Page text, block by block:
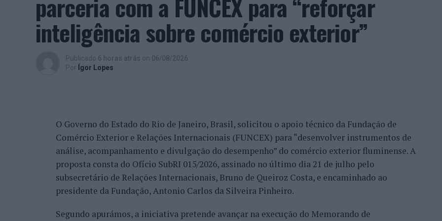
Aquilo que eu cumpro, para mim, é glorioso, na medida em que as pessoas sentem a
satisfação, tal como eu, de todo o trabalho que nós temos feito, no fundo, por uma
comunidade que é grande, não só pela Covilhã, Belmonte, Fundão, Manteigas, tenho feito um
trabalho de divulgação e de ação”, descreveu este consultor, que acrescentou que esse
reconhecimento se reflete igualmente na confiança demonstrada por clientes nacionais e
venda do imóvel deles, para comprar um imóvel, para um desenvolvimento turístico”,
revelou.
A procura internacional e a transformação da habitação impulsionam o
“crescimento da região”
Além da procura nacional, António Carlos frisa que o mercado imobiliário da Beira Interior
parceria com a FUNCEX para “reforçar
inteligência sobre comércio exterior”
Publicado 6 horas atrás on 06/08/2026
Por Ígor Lopes
O Governo do Estado do Rio de Janeiro, Brasil, solicitou o apoio técnico da Fundação de
Comércio Exterior e Relações Internacionais (FUNCEX) para “desenvolver instrumentos de
análise, acompanhamento e divulgação do desempenho” do comércio exterior fluminense. A
proposta consta do Ofício SubRI 015/2026, assinado no último dia 21 de julho pelo
subsecretário de Relações Internacionais, Bruno de Queiroz Costa, e encaminhado ao
presidente da Fundação, Antonio Carlos da Silveira Pinheiro.
Segundo apurámos, a iniciativa pretende avançar na execução do Memorando de